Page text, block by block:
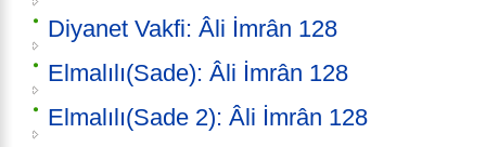
Diyanet Vakfi: Âli İmrân 128
Elmalılı(Sade): Âli İmrân 128
Elmalılı(Sade 2): Âli İmrân 128